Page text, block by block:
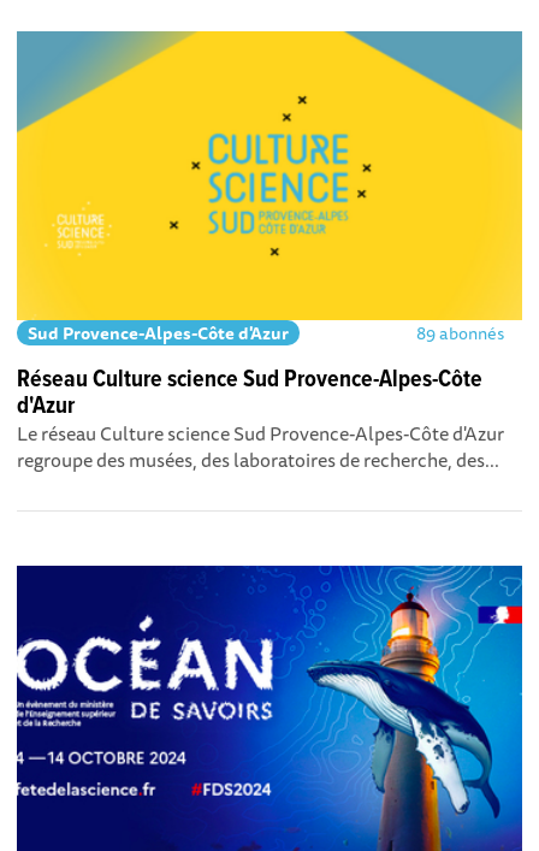
Sud Provence-Alpes-Côte d'Azur 89 abonnés
Réseau Culture science Sud Provence-Alpes-Côte
d'Azur
Le réseau Culture science Sud Provence-Alpes-Côte d'Azur
regroupe des musées, des laboratoires de recherche, des...